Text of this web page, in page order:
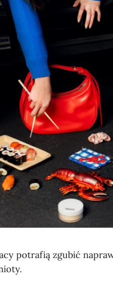
potrafią zgubić